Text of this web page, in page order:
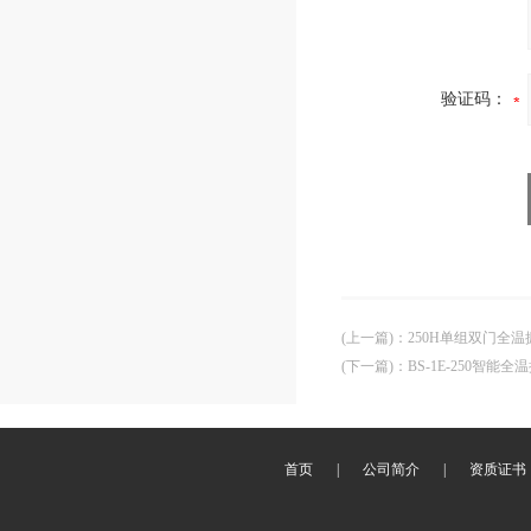
验证码：
(上一篇) ： 250H单组双门全温
(下一篇) ： BS-1E-250智能全
首页 公司简介 资质证书